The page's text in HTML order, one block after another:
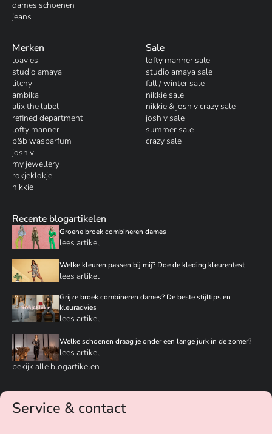
dames schoenen
jeans
Merken
loavies
studio amaya
litchy
ambika
alix the label
refined department
lofty manner
b&b wasparfum
josh v
my jewellery
rokjeklokje
nikkie
Sale
lofty manner sale
studio amaya sale
fall / winter sale
nikkie sale
nikkie & josh v crazy sale
josh v sale
summer sale
crazy sale
Recente blogartikelen
Groene broek combineren dames
lees artikel
Welke kleuren passen bij mij? Doe de kleding kleurentest
lees artikel
Grijze broek combineren dames? De beste stijltips en
kleuradvies
lees artikel
Welke schoenen draag je onder een lange jurk in de zomer?
lees artikel
bekijk alle blogartikelen
Service & contact